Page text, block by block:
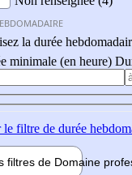
la durée
minimale (en heure)
le filtre de durée
filtres de Domaine pro